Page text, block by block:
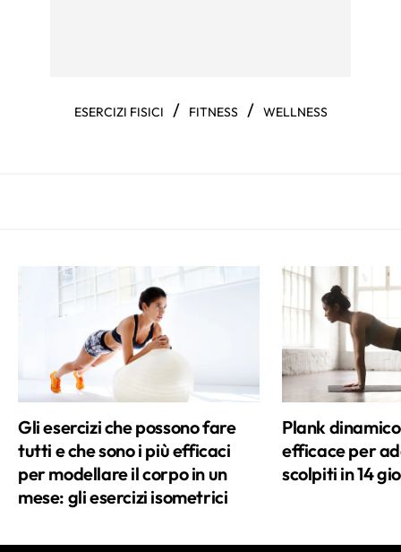
ESERCIZI FISICI / FITNESS / WELLNESS
Gli esercizi che possono fare
tutti e che sono i più efficaci
per modellare il corpo in un
mese: gli esercizi isometrici
Plank
efficace per
scolpiti in 14